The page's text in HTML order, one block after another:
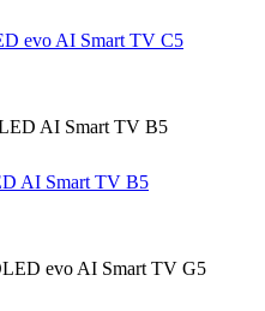
evo AI Smart TV C5
AI Smart TV B5